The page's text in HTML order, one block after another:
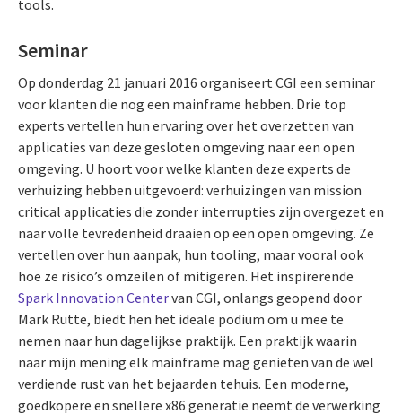
tools.
Seminar
Op donderdag 21 januari 2016 organiseert CGI een seminar
voor klanten die nog een mainframe hebben. Drie top
experts vertellen hun ervaring over het overzetten van
applicaties van deze gesloten omgeving naar een open
omgeving. U hoort voor welke klanten deze experts de
verhuizing hebben uitgevoerd: verhuizingen van mission
critical applicaties die zonder interrupties zijn overgezet en
naar volle tevredenheid draaien op een open omgeving. Ze
vertellen over hun aanpak, hun tooling, maar vooral ook
hoe ze risico’s omzeilen of mitigeren. Het inspirerende
Spark Innovation Centervan CGI, onlangs geopend door
Mark Rutte, biedt hen het ideale podium om u mee te
nemen naar hun dagelijkse praktijk. Een praktijk waarin
naar mijn mening elk mainframe mag genieten van de wel
verdiende rust van het bejaarden tehuis. Een moderne,
goedkopere en snellere x86 generatie neemt de verwerking